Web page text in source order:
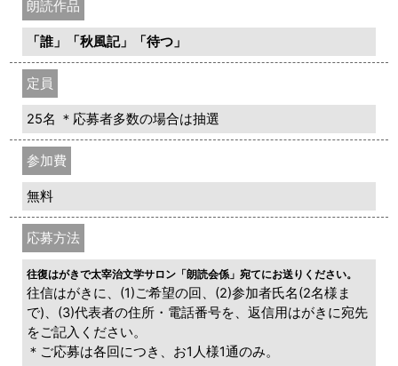
朗読作品
「誰」「秋風記」「待つ」
定員
25名 ＊応募者多数の場合は抽選
参加費
無料
応募方法
往復はがきで太宰治文学サロン「朗読会係」宛てにお送りください。
往信はがきに、(1)ご希望の回、(2)参加者氏名(2名様ま
で)、(3)代表者の住所・電話番号を、返信用はがきに宛先
をご記入ください。
＊ご応募は各回につき、お1人様1通のみ。